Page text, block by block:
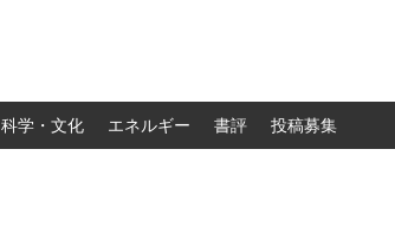
科学・文化 エネルギー 書評 投稿募集